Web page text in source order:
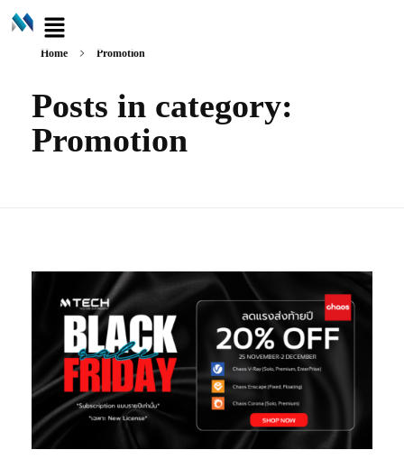
Home Promotion
Posts in category:
Promotion